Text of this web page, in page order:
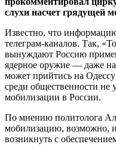
слухи насчет грядущей
Известно, что
телеграм-каналов. Так,
вынуждают Россию
ядерное оружие — даже
может прийтись на
среди общественности не
мобилизации в России.
По мнению политолога
мобилизацию, возможно,
возникнуть с